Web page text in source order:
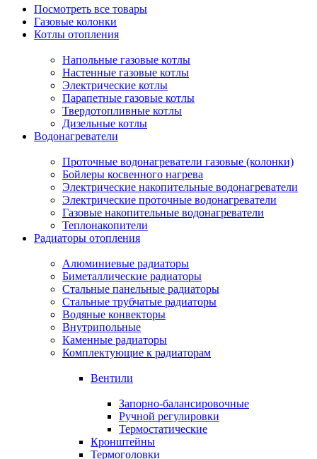
Посмотреть все товары
Газовые колонки
Котлы отопления
Напольные газовые котлы
Настенные газовые котлы
Электрические котлы
Парапетные газовые котлы
Твердотопливные котлы
Дизельные котлы
Водонагреватели
Проточные водонагреватели газовые (колонки)
Бойлеры косвенного нагрева
Электрические накопительные водонагреватели
Электрические проточные водонагреватели
Газовые накопительные водонагреватели
Теплонакопители
Радиаторы отопления
Алюминиевые радиаторы
Биметаллические радиаторы
Стальные панельные радиаторы
Стальные трубчатые радиаторы
Водяные конвекторы
Внутрипольные
Каменные радиаторы
Комплектующие к радиаторам
Вентили
Запорно-балансировочные
Ручной регулировки
Термостатические
Кронштейны
Термоголовки